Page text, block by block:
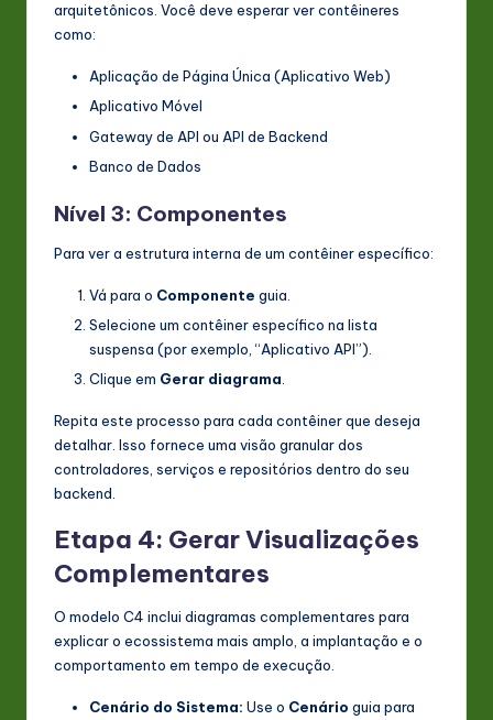
arquitetônicos. Você deve esperar ver contêineres
como:
Aplicação de Página Única (Aplicativo Web)
Aplicativo Móvel
Gateway de API ou API de Backend
Banco de Dados
Nível 3: Componentes
Para ver a estrutura interna de um contêiner específico:
Vá para o Componente guia.
Selecione um contêiner específico na lista
suspensa (por exemplo, “Aplicativo API”).
Clique em Gerar diagrama
Repita este processo para cada contêiner que deseja
detalhar. Isso fornece uma visão granular dos
controladores, serviços e repositórios dentro do seu
backend.
Etapa 4: Gerar Visualizações
Complementares
O modelo C4 inclui diagramas complementares para
explicar o ecossistema mais amplo, a implantação e o
comportamento em tempo de execução.
Cenário do Sistema: Use o Cenário guia para